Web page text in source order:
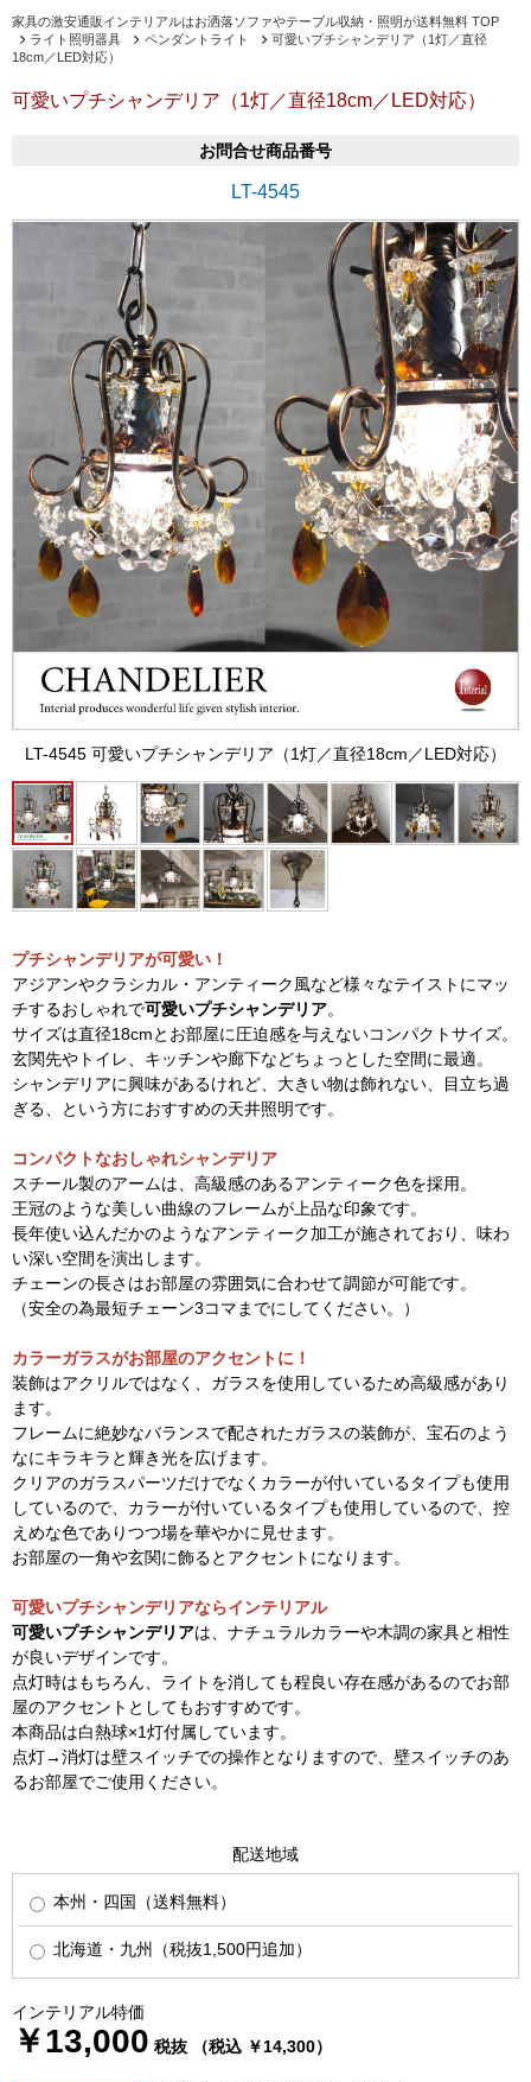
家具の激安通販インテリアルはお洒落ソファやテーブル収納・照明が送料無料 TOP
ライト照明器具
ペンダントライト
可愛いプチシャンデリア（1灯／直径
18cm／LED対応）
可愛いプチシャンデリア（1灯／直径18cm／LED対応）
お問合せ商品番号
LT-4545
LT-4545 可愛いプチシャンデリア（1灯／直径18cm／LED対応）
プチシャンデリアが可愛い！
アジアンやクラシカル・アンティーク風など様々なテイストにマッ
チするおしゃれで可愛いプチシャンデリア。
サイズは直径18cmとお部屋に圧迫感を与えないコンパクトサイズ。
玄関先やトイレ、キッチンや廊下などちょっとした空間に最適。
シャンデリアに興味があるけれど、大きい物は飾れない、目立ち過
ぎる、という方におすすめの天井照明です。
コンパクトなおしゃれシャンデリア
スチール製のアームは、高級感のあるアンティーク色を採用。
王冠のような美しい曲線のフレームが上品な印象です。
長年使い込んだかのようなアンティーク加工が施されており、味わ
い深い空間を演出します。
チェーンの長さはお部屋の雰囲気に合わせて調節が可能です。
（安全の為最短チェーン3コマまでにしてください。）
カラーガラスがお部屋のアクセントに！
装飾はアクリルではなく、ガラスを使用しているため高級感があり
ます。
フレームに絶妙なバランスで配されたガラスの装飾が、宝石のよう
なにキラキラと輝き光を広げます。
クリアのガラスパーツだけでなくカラーが付いているタイプも使用
しているので、カラーが付いているタイプも使用しているので、控
えめな色でありつつ場を華やかに見せます。
お部屋の一角や玄関に飾るとアクセントになります。
可愛いプチシャンデリアならインテリアル
可愛いプチシャンデリアは、ナチュラルカラーや木調の家具と相性
が良いデザインです。
点灯時はもちろん、ライトを消しても程良い存在感があるのでお部
屋のアクセントとしてもおすすめです。
本商品は白熱球×1灯付属しています。
点灯→消灯は壁スイッチでの操作となりますので、壁スイッチのあ
るお部屋でご使用ください。
配送地域
本州・四国（送料無料）
北海道・九州（税抜1,500円追加）
インテリアル特価
￥13,000 税抜 （税込 ￥14,300）